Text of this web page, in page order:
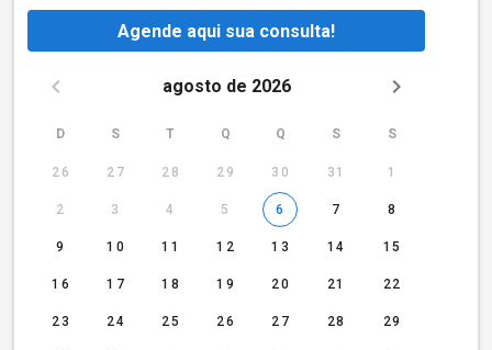
Agende aqui sua consulta!
agosto de 2026
D S T Q Q S S
26 27 28 29 30 31 1
2 3 4 5 6 7 8
9 10 11 12 13 14 15
16 17 18 19 20 21 22
23 24 25 26 27 28 29